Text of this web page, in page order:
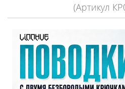
(Артикул